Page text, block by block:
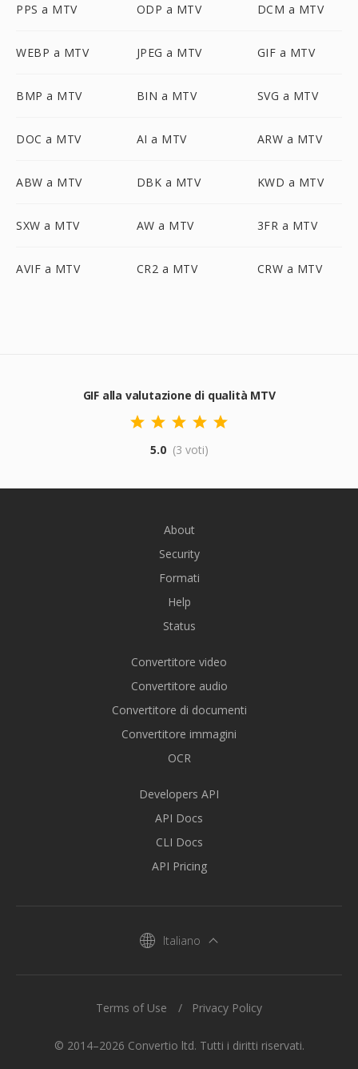
PPS a MTV ODP a MTV DCM a MTV
WEBP a MTV JPEG a MTV GIF a MTV
BMP a MTV BIN a MTV SVG a MTV
DOC a MTV AI a MTV ARW a MTV
ABW a MTV DBK a MTV KWD a MTV
SXW a MTV AW a MTV 3FR a MTV
AVIF a MTV CR2 a MTV CRW a MTV
GIF alla valutazione di qualità MTV
5.0 (3 voti)
About
Security
Formati
Help
Status
Convertitore video
Convertitore audio
Convertitore di documenti
Convertitore immagini
OCR
Developers API
API Docs
CLI Docs
API Pricing
Italiano
© 2014–2026 Convertio ltd. Tutti i diritti riservati.
Terms of Use Privacy Policy